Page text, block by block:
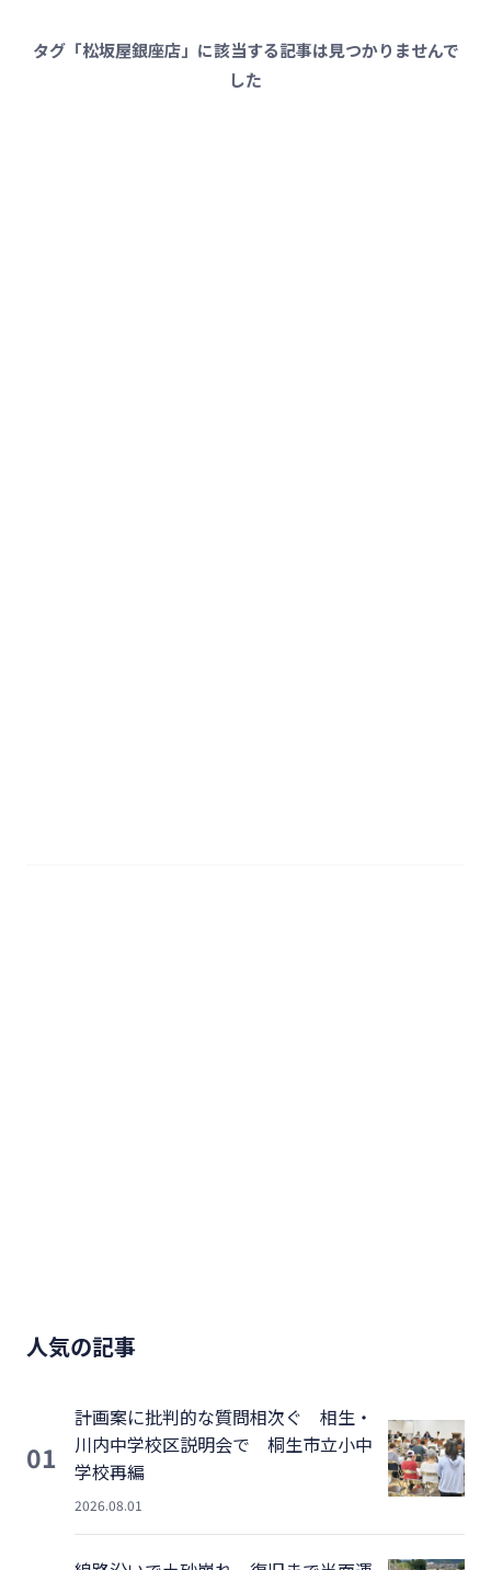
タグ「松坂屋銀座店」に該当する記事は見つかりませんで
した
人気の記事
01
計画案に批判的な質問相次ぐ 相生・
川内中学校区説明会で 桐生市立小中
学校再編
2026.08.01